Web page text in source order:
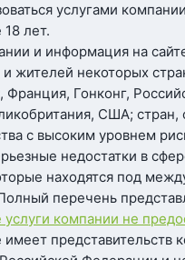
услугами
лет.
и информация на
жителей некоторых
Франция, Гонконг,
США; стран,
с высоким уровнем
недостатки в
находятся под
перечень
компании не
представительств